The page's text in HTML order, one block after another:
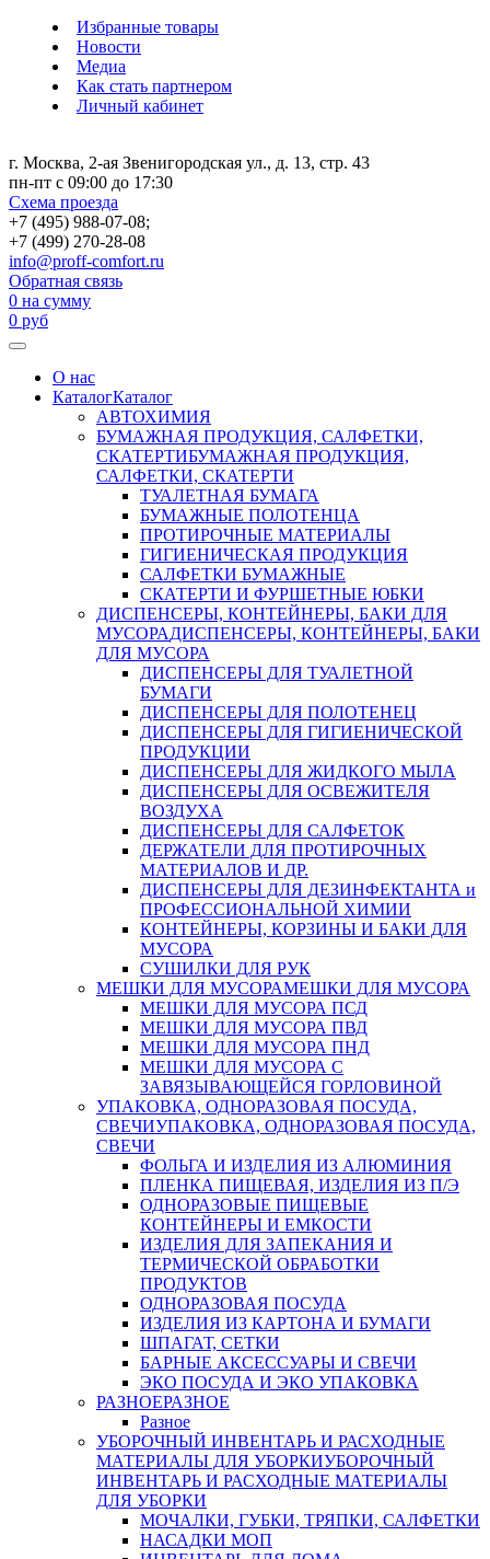
Избранные товары
Новости
Медиа
Как стать партнером
Личный кабинет
г. Москва, 2-ая Звенигородская ул., д. 13, стр. 43
пн-пт с 09:00 до 17:30
Схема проезда
+7 (495) 988-07-08;
+7 (499) 270-28-08
info@proff-comfort.ru
Обратная связь
0 на сумму
0 руб
О нас
КаталогКаталог
АВТОХИМИЯ
БУМАЖНАЯ ПРОДУКЦИЯ, САЛФЕТКИ,
СКАТЕРТИБУМАЖНАЯ ПРОДУКЦИЯ,
САЛФЕТКИ, СКАТЕРТИ
ТУАЛЕТНАЯ БУМАГА
БУМАЖНЫЕ ПОЛОТЕНЦА
ПРОТИРОЧНЫЕ МАТЕРИАЛЫ
ГИГИЕНИЧЕСКАЯ ПРОДУКЦИЯ
САЛФЕТКИ БУМАЖНЫЕ
СКАТЕРТИ И ФУРШЕТНЫЕ ЮБКИ
ДИСПЕНСЕРЫ, КОНТЕЙНЕРЫ, БАКИ ДЛЯ
МУСОРАДИСПЕНСЕРЫ, КОНТЕЙНЕРЫ, БАКИ
ДЛЯ МУСОРА
ДИСПЕНСЕРЫ ДЛЯ ТУАЛЕТНОЙ
БУМАГИ
ДИСПЕНСЕРЫ ДЛЯ ПОЛОТЕНЕЦ
ДИСПЕНСЕРЫ ДЛЯ ГИГИЕНИЧЕСКОЙ
ПРОДУКЦИИ
ДИСПЕНСЕРЫ ДЛЯ ЖИДКОГО МЫЛА
ДИСПЕНСЕРЫ ДЛЯ ОСВЕЖИТЕЛЯ
ВОЗДУХА
ДИСПЕНСЕРЫ ДЛЯ САЛФЕТОК
ДЕРЖАТЕЛИ ДЛЯ ПРОТИРОЧНЫХ
МАТЕРИАЛОВ И ДР.
ДИСПЕНСЕРЫ ДЛЯ ДЕЗИНФЕКТАНТА и
ПРОФЕССИОНАЛЬНОЙ ХИМИИ
КОНТЕЙНЕРЫ, КОРЗИНЫ И БАКИ ДЛЯ
МУСОРА
СУШИЛКИ ДЛЯ РУК
МЕШКИ ДЛЯ МУСОРАМЕШКИ ДЛЯ МУСОРА
МЕШКИ ДЛЯ МУСОРА ПСД
МЕШКИ ДЛЯ МУСОРА ПВД
МЕШКИ ДЛЯ МУСОРА ПНД
МЕШКИ ДЛЯ МУСОРА С
ЗАВЯЗЫВАЮЩЕЙСЯ ГОРЛОВИНОЙ
УПАКОВКА, ОДНОРАЗОВАЯ ПОСУДА,
СВЕЧИУПАКОВКА, ОДНОРАЗОВАЯ ПОСУДА,
СВЕЧИ
ФОЛЬГА И ИЗДЕЛИЯ ИЗ АЛЮМИНИЯ
ПЛЕНКА ПИЩЕВАЯ, ИЗДЕЛИЯ ИЗ П/Э
ОДНОРАЗОВЫЕ ПИЩЕВЫЕ
КОНТЕЙНЕРЫ И ЕМКОСТИ
ИЗДЕЛИЯ ДЛЯ ЗАПЕКАНИЯ И
ТЕРМИЧЕСКОЙ ОБРАБОТКИ
ПРОДУКТОВ
ОДНОРАЗОВАЯ ПОСУДА
ИЗДЕЛИЯ ИЗ КАРТОНА И БУМАГИ
ШПАГАТ, СЕТКИ
БАРНЫЕ АКСЕССУАРЫ И СВЕЧИ
ЭКО ПОСУДА И ЭКО УПАКОВКА
РАЗНОЕРАЗНОЕ
Разное
УБОРОЧНЫЙ ИНВЕНТАРЬ И РАСХОДНЫЕ
МАТЕРИАЛЫ ДЛЯ УБОРКИУБОРОЧНЫЙ
ИНВЕНТАРЬ И РАСХОДНЫЕ МАТЕРИАЛЫ
ДЛЯ УБОРКИ
МОЧАЛКИ, ГУБКИ, ТРЯПКИ, САЛФЕТКИ
НАСАДКИ МОП